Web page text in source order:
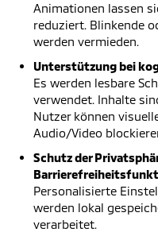
Animationen lassen
reduziert. Blinkende
werden vermieden.
Unterstützung bei
Es werden lesbare
verwendet. Inhalte
Nutzer können
Audio/Video
Schutz der
Personalisierte
werden lokal
verarbeitet.